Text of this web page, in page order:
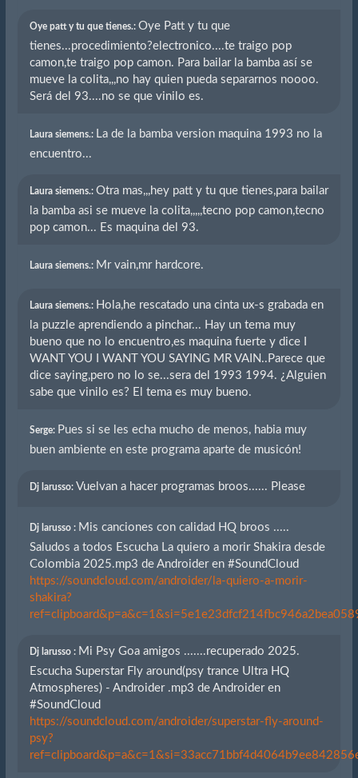
Oye patt y tu que tienes.: Oye Patt y tu que
tienes...procedimiento?electronico....te traigo pop
camon,te traigo pop camon. Para bailar la bamba así se
mueve la colita,,,no hay quien pueda separarnos noooo.
Será del 93....no se que vinilo es.
Laura siemens.: La de la bamba version maquina 1993 no la
encuentro...
Laura siemens.: Otra mas,,,hey patt y tu que tienes,para bailar
la bamba asi se mueve la colita,,,,,tecno pop camon,tecno
pop camon... Es maquina del 93.
Laura siemens.: Mr vain,mr hardcore.
Laura siemens.: Hola,he rescatado una cinta ux-s grabada en
la puzzle aprendiendo a pinchar... Hay un tema muy
bueno que no lo encuentro,es maquina fuerte y dice I
WANT YOU I WANT YOU SAYING MR VAIN..Parece que
dice saying,pero no lo se...sera del 1993 1994. ¿Alguien
sabe que vinilo es? El tema es muy bueno.
Serge: Pues si se les echa mucho de menos, habia muy
buen ambiente en este programa aparte de musicón!
Dj larusso: Vuelvan a hacer programas broos...... Please
Dj larusso : Mis canciones con calidad HQ broos .....
Saludos a todos Escucha La quiero a morir Shakira desde
Colombia 2025.mp3 de Androider en #SoundCloud
https://soundcloud.com/androider/la-quiero-a-morir-
shakira?
Dj larusso : Mi Psy Goa amigos .......recuperado 2025.
Escucha Superstar Fly around(psy trance Ultra HQ
Atmospheres) - Androider .mp3 de Androider en
#SoundCloud
https://soundcloud.com/androider/superstar-fly-around-
psy?